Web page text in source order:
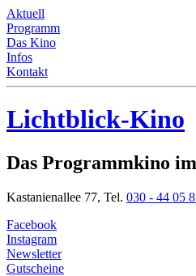
Aktuell
Programm
Das Kino
Infos
Kontakt
Lichtblick-Kino
Das Programmkino
Kastanienallee 77, Tel. 030 - 44 05
Facebook
Instagram
Newsletter
Gutscheine